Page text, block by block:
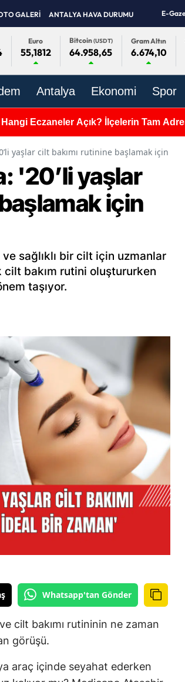
GALERİ ANTALYA HAVA DURUMU E-
Euro
55,1812
Bitcoin(USDT)
64.958,65
Gram Altın
6.674,10
Antalya Ekonomi Spor
Eczaneler Açık? İlçelerin Tam
yaşlar cilt bakımı rutinine başlamak için
'20’li yaşlar
için
sağlıklı bir cilt için uzmanlar
bakım rutini oluştururken
taşıyor.
Whatsapp'tan Gönder
cilt bakımı rutininin ne zaman
görüşü.
araç içinde seyahat ederken